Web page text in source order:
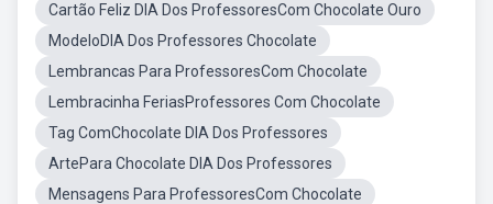
Cartão Feliz DIA Dos ProfessoresCom Chocolate Ouro
ModeloDIA Dos Professores Chocolate
Lembrancas Para ProfessoresCom Chocolate
Lembracinha FeriasProfessores Com Chocolate
Tag ComChocolate DIA Dos Professores
ArtePara Chocolate DIA Dos Professores
Mensagens Para ProfessoresCom Chocolate